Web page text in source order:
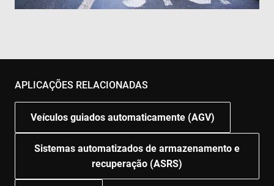
APLICAÇÕES RELACIONADAS
Veículos guiados automaticamente (AGV)
Sistemas automatizados de armazenamento e
recuperação (ASRS)